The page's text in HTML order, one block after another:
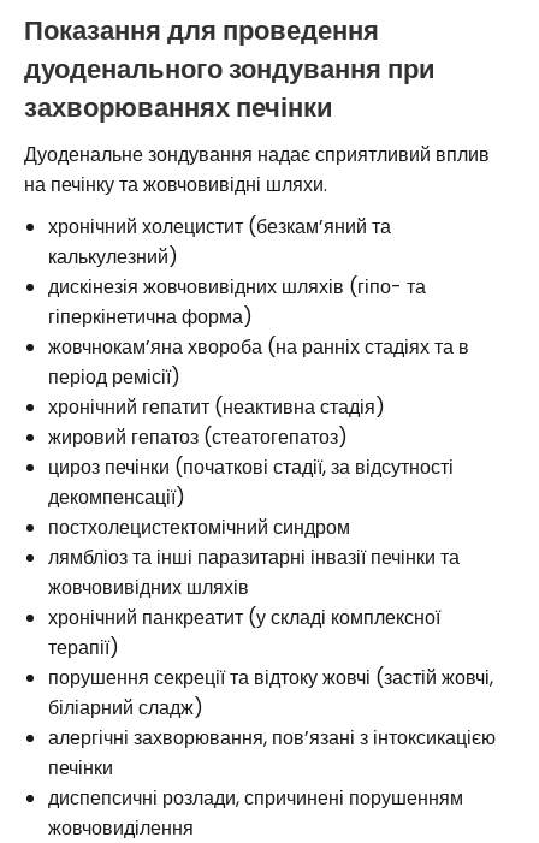
Показання для проведення
дуоденального зондування при
захворюваннях печінки
Дуоденальне зондування надає сприятливий вплив
на печінку та жовчовивідні шляхи.
хронічний холецистит (безкам’яний та
калькулезний)
дискінезія жовчовивідних шляхів (гіпо- та
гіперкінетична форма)
жовчнокам’яна хвороба (на ранніх стадіях та в
період ремісії)
хронічний гепатит (неактивна стадія)
жировий гепатоз (стеатогепатоз)
цироз печінки (початкові стадії, за відсутності
декомпенсації)
постхолецистектомічний синдром
лямбліоз та інші паразитарні інвазії печінки та
жовчовивідних шляхів
хронічний панкреатит (у складі комплексної
терапії)
порушення секреції та відтоку жовчі (застій жовчі,
біліарний сладж)
алергічні захворювання, пов’язані з інтоксикацією
печінки
диспепсичні розлади, спричинені порушенням
жовчовиділення